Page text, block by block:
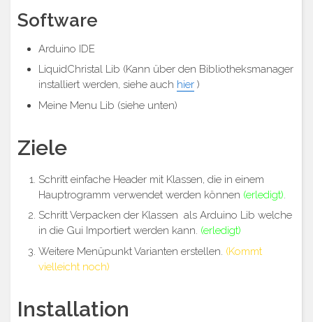
Software
Arduino IDE
LiquidChristal Lib (Kann über den Bibliotheksmanager
installiert werden, siehe auch hier )
Meine Menu Lib (siehe unten)
Ziele
Schritt einfache Header mit Klassen, die in einem
Hauptrogramm verwendet werden können (erledigt)
Schritt Verpacken der Klassen als Arduino Lib welche
in die Gui Importiert werden kann. (erledigt)
Weitere Menüpunkt Varianten erstellen. (Kommt
vielleicht noch)
Installation